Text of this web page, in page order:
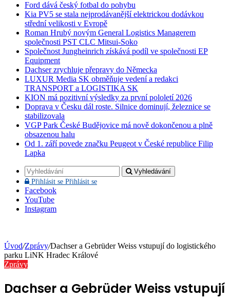
Ford dává český fotbal do pohybu
Kia PV5 se stala nejprodávanější elektrickou dodávkou
střední velikosti v Evropě
Roman Hrubý novým General Logistics Managerem
společnosti PST CLC Mitsui-Soko
Společnost Jungheinrich získává podíl ve společnosti EP
Equipment
Dachser zrychluje přepravy do Německa
LUXUR Media SK obměňuje vedení a redakci
TRANSPORT a LOGISTIKA SK
KION má pozitivní výsledky za první pololetí 2026
Doprava v Česku dál roste. Silnice dominují, železnice se
stabilizovala
VGP Park České Budějovice má nově dokončenou a plně
obsazenou halu
Od 1. září povede značku Peugeot v České republice Filip
Lapka
Vyhledávání
Přihlásit se Přihlásit se
Facebook
YouTube
Instagram
Úvod/Zprávy/Dachser a Gebrüder Weiss vstupují do logistického
parku LiNK Hradec Králové
Zprávy
Dachser a Gebrüder Weiss vstupují